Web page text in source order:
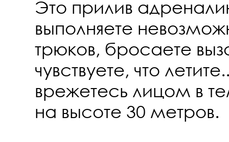
Это прилив
выполняете
трюков, бросаете
чувствуете, что
врежетесь лицом в
на высоте 30 метров.